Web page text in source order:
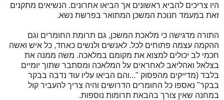
היו צריכים להביא ראשונים אך הביאו אחרונים. הנשיאים מתקנים
זאת במעמד חנוכת המשכן המתואר בפרשת נשא.
התורה מדגישה כי מלאכת המשכן, גם תרומת החומרים וגם
ההקמה עצמה פתוחים לכל. לאנשים ולנשים כאחד, כל איש ואשה
חכמי לב יכולים למצוא את מקומם במלאכה. משה ממנה את
בצלאל ואהליאב לאחראים על המלאכה ומסתבר שתוך יומיים
בלבד (מדייקים מהפסוק "...והם הביאו עליו עוד נדבה בבקר
בבקר" נאספו כל החומרים הדרושים והיה צריך להעביר קול
במחנה שאין צורך בהבאת תרומות נוספות.